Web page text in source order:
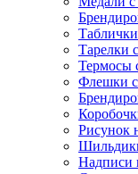
Тарелки
Термосы
Флешки
Рисунок
Надписи